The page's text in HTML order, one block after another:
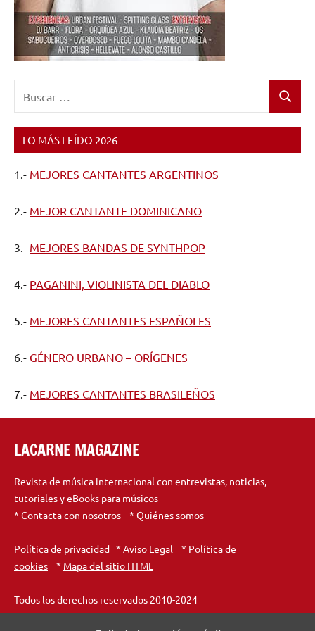
Buscar
LO MÁS LEÍDO 2026
1.- MEJORES CANTANTES ARGENTINOS
2.- MEJOR CANTANTE DOMINICANO
3.- MEJORES BANDAS DE SYNTHPOP
4.- PAGANINI, VIOLINISTA DEL DIABLO
5.- MEJORES CANTANTES ESPAÑOLES
6.- GÉNERO URBANO – ORÍGENES
7.- MEJORES CANTANTES BRASILEÑOS
LACARNE MAGAZINE
Revista de música internacional con entrevistas, noticias,
tutoriales y eBooks para músicos
* Contactacon nosotros * Quiénes somos
Política de privacidad * Aviso Legal * Política de
cookies * Mapa del sitio HTML
Todos los derechos reservados 2010-2024